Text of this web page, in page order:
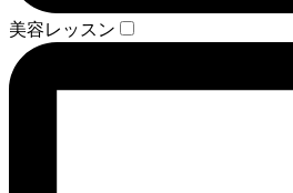
美容レッスン